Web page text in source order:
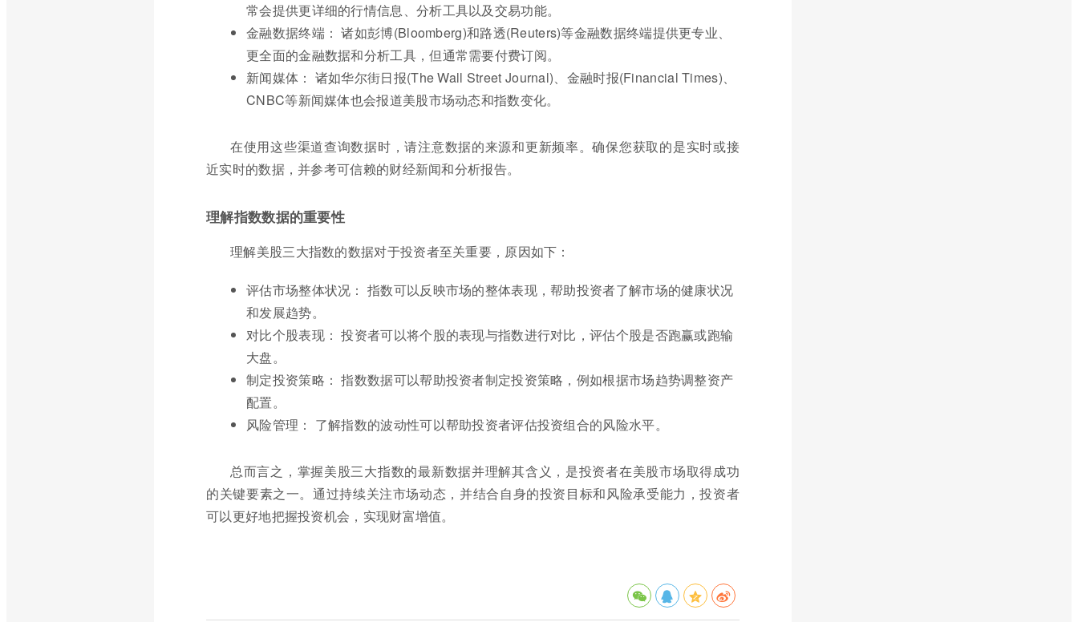
常会提供更详细的行情信息、分析工具以及交易功能。
金融数据终端： 诸如彭博(Bloomberg)和路透(Reuters)等金融数据终端提供更专业、
更全面的金融数据和分析工具，但通常需要付费订阅。
新闻媒体： 诸如华尔街日报(The Wall Street Journal)、金融时报(Financial Times)、
CNBC等新闻媒体也会报道美股市场动态和指数变化。
在使用这些渠道查询数据时，请注意数据的来源和更新频率。确保您获取的是实时或接
近实时的数据，并参考可信赖的财经新闻和分析报告。
理解指数数据的重要性
理解美股三大指数的数据对于投资者至关重要，原因如下：
评估市场整体状况： 指数可以反映市场的整体表现，帮助投资者了解市场的健康状况
和发展趋势。
对比个股表现： 投资者可以将个股的表现与指数进行对比，评估个股是否跑赢或跑输
大盘。
制定投资策略： 指数数据可以帮助投资者制定投资策略，例如根据市场趋势调整资产
配置。
风险管理： 了解指数的波动性可以帮助投资者评估投资组合的风险水平。
总而言之，掌握美股三大指数的最新数据并理解其含义，是投资者在美股市场取得成功
的关键要素之一。通过持续关注市场动态，并结合自身的投资目标和风险承受能力，投资者
可以更好地把握投资机会，实现财富增值。